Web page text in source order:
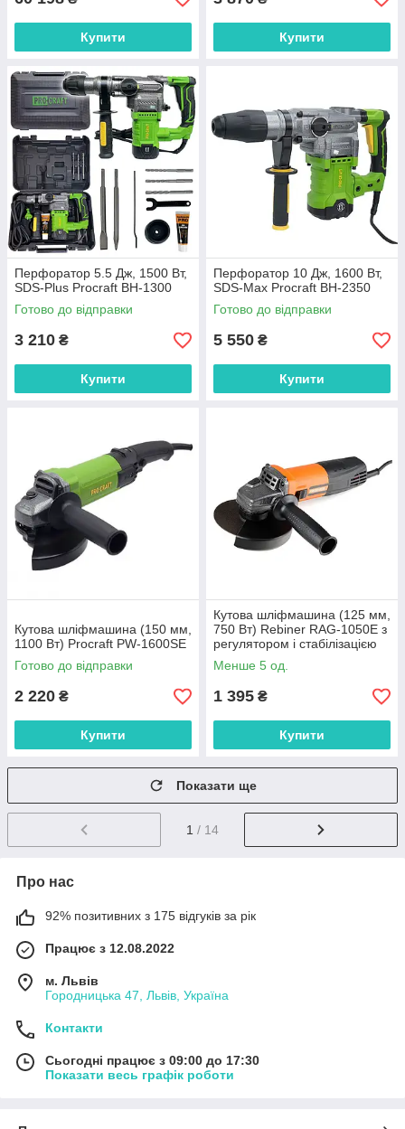
Купити Купити
Перфоратор 5.5 Дж, 1500 Вт,
SDS-Plus Procraft BH-1300
Готово до відправки
3 210 ₴
Купити
Перфоратор 10 Дж, 1600 Вт,
SDS-Max Procraft BH-2350
Готово до відправки
5 550 ₴
Купити
Кутова шліфмашина (150 мм,
1100 Вт) Procraft PW-1600SE
Готово до відправки
2 220 ₴
Купити
Кутова шліфмашина (125 мм,
750 Вт) Rebiner RAG-1050E з
регулятором і стабілізацією
обертів
Менше 5 од.
1 395 ₴
Купити
Показати ще
1 / 14
Про нас
92% позитивних з 175 відгуків за рік
Працює з 12.08.2022
м. Львів
Городницька 47, Львів, Україна
Контакти
Сьогодні працює з 09:00 до 17:30
Показати весь графік роботи